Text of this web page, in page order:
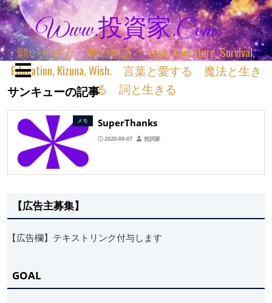
Www.投資家.com
願いと紡ぐ 君の物語 ＊ Love, Adventure, Survival,
Education, Kizuna, Wish. 言葉と愛する 魔法と生き
る 詞と生きる
サンキューの記事
メモ SuperThanks
2020-09-07 投詞家
【広告主募集】
【広告欄】テキストリンク付与します
GOAL